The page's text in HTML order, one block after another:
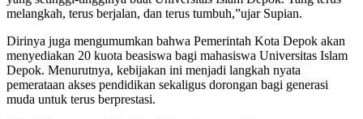
melangkah, terus berjalan, dan terus tumbuh,”ujar Supian.
Dirinya juga mengumumkan bahwa Pemerintah Kota Depok akan
menyediakan 20 kuota beasiswa bagi mahasiswa Universitas Islam
Depok. Menurutnya, kebijakan ini menjadi langkah nyata
pemerataan akses pendidikan sekaligus dorongan bagi generasi
muda untuk terus berprestasi.